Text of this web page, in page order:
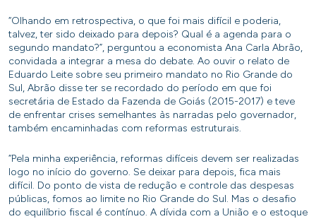
“Olhando em retrospectiva, o que foi mais difícil e poderia,
talvez, ter sido deixado para depois? Qual é a agenda para o
segundo mandato?”, perguntou a economista Ana Carla Abrão,
convidada a integrar a mesa do debate. Ao ouvir o relato de
Eduardo Leite sobre seu primeiro mandato no Rio Grande do
Sul, Abrão disse ter se recordado do período em que foi
secretária de Estado da Fazenda de Goiás (2015-2017) e teve
de enfrentar crises semelhantes às narradas pelo governador,
também encaminhadas com reformas estruturais.
“Pela minha experiência, reformas difíceis devem ser realizadas
logo no início do governo. Se deixar para depois, fica mais
difícil. Do ponto de vista de redução e controle das despesas
públicas, fomos ao limite no Rio Grande do Sul. Mas o desafio
do equilíbrio fiscal é contínuo. A dívida com a União e o estoque